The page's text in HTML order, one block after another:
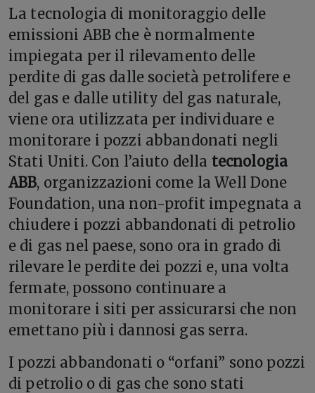
La tecnologia di monitoraggio delle
emissioni ABB che è normalmente
impiegata per il rilevamento delle
perdite di gas dalle società petrolifere e
del gas e dalle utility del gas naturale,
viene ora utilizzata per individuare e
monitorare i pozzi abbandonati negli
Stati Uniti. Con l’aiuto della tecnologia
ABB, organizzazioni come la Well Done
Foundation, una non-profit impegnata a
chiudere i pozzi abbandonati di petrolio
e di gas nel paese, sono ora in grado di
rilevare le perdite dei pozzi e, una volta
fermate, possono continuare a
monitorare i siti per assicurarsi che non
emettano più i dannosi gas serra.
I pozzi abbandonati o “orfani” sono pozzi
di petrolio o di gas che sono stati